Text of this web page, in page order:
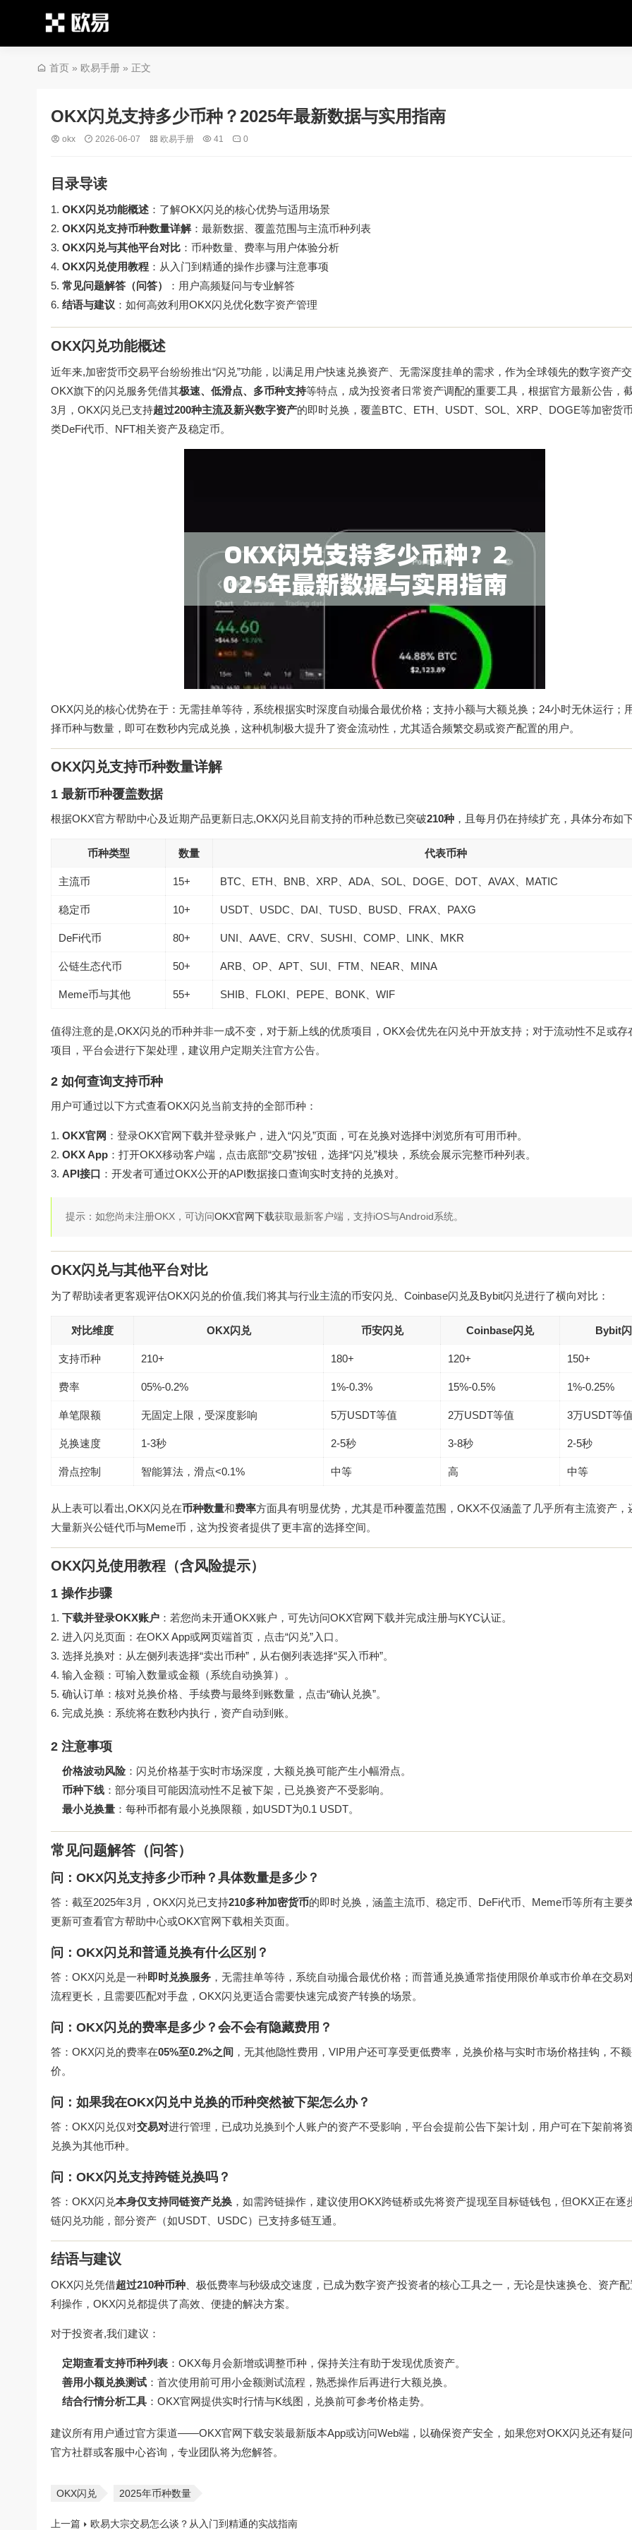
首页 » 欧易手册 » 正文
OKX闪兑支持多少币种？2025年最新数据与实用指南
okx 2026-06-07 欧易手册 41 0
目录导读
OKX闪兑功能概述 ：了解OKX闪兑的核心优势与适用场景
OKX闪兑支持币种数量详解：最新数据、覆盖范围与主流币种列表
OKX闪兑与其他平台对比 ：币种数量、费率与用户体验分析
OKX闪兑使用教程 ：从入门到精通的操作步骤与注意事项
常见问题解答（问答）
：用户高频疑问与专业解答
结语与建议 ：如何高效利用OKX闪兑优化数字资产管理
OKX闪兑功能概述
近年来,加密货币交易平台纷纷推出“闪兑”功能，以满足用户快速兑换资产、无需深度挂单的需求，作为全球领先的数字资产
OKX旗下的闪兑服务凭借其极速、低滑点、多币种支持等特点，成为投资者日常资产调配的重要工具，根据官方最新公告，
3月，OKX闪兑已支持超过200种主流及新兴数字资产的即时兑换，覆盖BTC、ETH、USDT、SOL、XRP、DOGE等加密货
类DeFi代币、NFT相关资产及稳定币。
OKX闪兑的核心优势在于：无需挂单等待，系统根据实时深度自动撮合最优价格；支持小额与大额兑换；24小时无休运行；
择币种与数量，即可在数秒内完成兑换，这种机制极大提升了资金流动性，尤其适合频繁交易或资产配置的用户。
OKX闪兑支持币种数量详解
1 最新币种覆盖数据
根据OKX官方帮助中心及近期产品更新日志,OKX闪兑目前支持的币种总数已突破210种 ，且每月仍在持续扩充，具体分布如
币种类型 数量 代表币种
主流币 15+ BTC、ETH、BNB、XRP、ADA、SOL、DOGE、DOT、AVAX、MATIC
稳定币 10+ USDT、USDC、DAI、TUSD、BUSD、FRAX、PAXG
DeFi代币 80+ UNI、AAVE、CRV、SUSHI、COMP、LINK、MKR
公链生态代币 50+ ARB、OP、APT、SUI、FTM、NEAR、MINA
Meme币与其他 55+ SHIB、FLOKI、PEPE、BONK、WIF
值得注意的是,OKX闪兑的币种并非一成不变，对于新上线的优质项目，OKX会优先在闪兑中开放支持；对于流动性不足或存
项目，平台会进行下架处理，建议用户定期关注官方公告。
2 如何查询支持币种
用户可通过以下方式查看OKX闪兑当前支持的全部币种：
OKX官网 ：登录OKX官网下载并登录账户，进入“闪兑”页面，可在兑换对选择中浏览所有可用币种。
OKX App ：打开OKX移动客户端，点击底部“交易”按钮，选择“闪兑”模块，系统会展示完整币种列表。
API接口 ：开发者可通过OKX公开的API数据接口查询实时支持的兑换对。
提示：如您尚未注册OKX，可访问OKX官网下载获取最新客户端，支持iOS与Android系统。
OKX闪兑与其他平台对比
为了帮助读者更客观评估OKX闪兑的价值,我们将其与行业主流的币安闪兑、Coinbase闪兑及Bybit闪兑进行了横向对比：
对比维度 OKX闪兑 币安闪兑 Coinbase闪兑 Bybit
支持币种 210+ 180+ 120+ 150+
费率 05%-0.2% 1%-0.3% 15%-0.5% 1%-0.25%
单笔限额 无固定上限，受深度影响 5万USDT等值 2万USDT等值 3万USDT等
兑换速度 1-3秒 2-5秒 3-8秒 2-5秒
滑点控制 智能算法，滑点<0.1% 中等 高 中等
从上表可以看出,OKX闪兑在币种数量和费率方面具有明显优势，尤其是币种覆盖范围，OKX不仅涵盖了几乎所有主流资产，
大量新兴公链代币与Meme币，这为投资者提供了更丰富的选择空间。
OKX闪兑使用教程（含风险提示）
1 操作步骤
下载并登录OKX账户 ：若您尚未开通OKX账户，可先访问OKX官网下载并完成注册与KYC认证。
进入闪兑页面：在OKX App或网页端首页，点击“闪兑”入口。
选择兑换对：从左侧列表选择“卖出币种”，从右侧列表选择“买入币种”。
输入金额：可输入数量或金额（系统自动换算）。
确认订单：核对兑换价格、手续费与最终到账数量，点击“确认兑换”。
完成兑换：系统将在数秒内执行，资产自动到账。
2 注意事项
价格波动风险：闪兑价格基于实时市场深度，大额兑换可能产生小幅滑点。
币种下线 ：部分项目可能因流动性不足被下架，已兑换资产不受影响。
最小兑换量 ：每种币都有最小兑换限额，如USDT为0.1 USDT。
常见问题解答（问答）
问：OKX闪兑支持多少币种？具体数量是多少？
答：截至2025年3月，OKX闪兑已支持210多种加密货币的即时兑换，涵盖主流币、稳定币、DeFi代币、Meme币等所有主要
更新可查看官方帮助中心或OKX官网下载相关页面。
问：OKX闪兑和普通兑换有什么区别？
答：OKX闪兑是一种即时兑换服务 ，无需挂单等待，系统自动撮合最优价格；而普通兑换通常指使用限价单或市价单在交易
流程更长，且需要匹配对手盘，OKX闪兑更适合需要快速完成资产转换的场景。
问：OKX闪兑的费率是多少？会不会有隐藏费用？
答：OKX闪兑的费率在05%至0.2%之间 ，无其他隐性费用，VIP用户还可享受更低费率，兑换价格与实时市场价格挂钩，不
价。
问：如果我在OKX闪兑中兑换的币种突然被下架怎么办？
答：OKX闪兑仅对交易对进行管理，已成功兑换到个人账户的资产不受影响，平台会提前公告下架计划，用户可在下架前将
兑换为其他币种。
问：OKX闪兑支持跨链兑换吗？
答：OKX闪兑本身仅支持同链资产兑换 ，如需跨链操作，建议使用OKX跨链桥或先将资产提现至目标链钱包，但OKX正在逐
链闪兑功能，部分资产（如USDT、USDC）已支持多链互通。
结语与建议
OKX闪兑凭借超过210种币种 、极低费率与秒级成交速度，已成为数字资产投资者的核心工具之一，无论是快速换仓、资产
利操作，OKX闪兑都提供了高效、便捷的解决方案。
对于投资者,我们建议：
定期查看支持币种列表 ：OKX每月会新增或调整币种，保持关注有助于发现优质资产。
善用小额兑换测试 ：首次使用前可用小金额测试流程，熟悉操作后再进行大额兑换。
结合行情分析工具 ：OKX官网提供实时行情与K线图，兑换前可参考价格走势。
建议所有用户通过官方渠道——OKX官网下载安装最新版本App或访问Web端，以确保资产安全，如果您对OKX闪兑还有疑
官方社群或客服中心咨询，专业团队将为您解答。
OKX闪兑 2025年币种数量
上一篇 欧易大宗交易怎么谈？从入门到精通的实战指南